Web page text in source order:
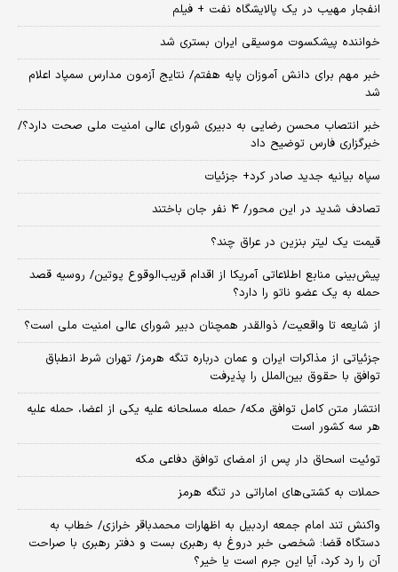
انفجار مهیب در یک پالایشگاه نفت + فیلم
خواننده پیشکسوت موسیقی ایران بستری شد
خبر مهم برای دانش آموزان پایه هفتم/ نتایج آزمون مدارس سمپاد اعلام
شد
خبر انتصاب محسن رضایی به دبیری شورای عالی امنیت ملی صحت دارد؟/
خبرگزاری فارس توضیح داد
سپاه بیانیه جدید صادر کرد+ جزئیات
تصادف شدید در این محور/ ۴ نفر جان باختند
قیمت یک لیتر بنزین در عراق چند؟
پیش‌بینی منابع اطلاعاتی آمریکا از اقدام قریب‌الوقوع پوتین/ روسیه قصد
حمله به یک عضو ناتو را دارد؟
از شایعه تا واقعیت/ ذوالقدر همچنان دبیر شورای ‌عالی امنیت ملی است؟
جزئیاتی از مذاکرات ایران و عمان درباره تنگه هرمز/ تهران شرط انطباق
توافق با حقوق بین‌الملل را پذیرفت
انتشار متن کامل توافق مکه/ حمله مسلحانه علیه یکی از اعضا، حمله علیه
هر سه کشور است
توئیت اسحاق دار پس از امضای توافق دفاعی مکه
حملات به کشتی‌های اماراتی در تنگه هرمز
واکنش تند امام جمعه اردبیل به اظهارات محمدباقر خرازی/ خطاب به
دستگاه قضا: شخصی خبر دروغ به رهبری بست و دفتر رهبری با صراحت
آن را رد کرد، آیا این جرم است یا خیر؟